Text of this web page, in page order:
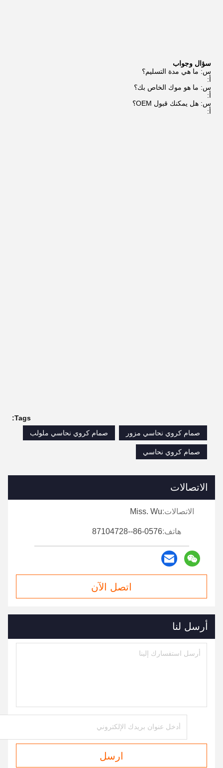
سؤال وجواب
س: ما هي مدة التسليم؟
أ:
س: ما هو موك الخاص بك؟
أ:
س: هل يمكنك قبول OEM؟
أ:
Tags:
صمام كروي نحاسي مزور
صمام كروي نحاسي ملولب
صمام كروي نحاسي
الاتصالات
الاتصالات:Miss. Wu
هاتف:86-0576--87104728
اتصل الآن
أرسل لنا
ارسل